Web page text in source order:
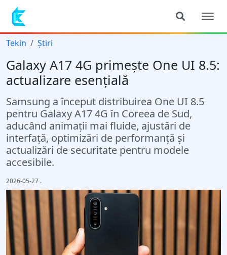
Tekin Știri
Galaxy A17 4G primește One UI 8.5:
actualizare esențială
Samsung a început distribuirea One UI 8.5
pentru Galaxy A17 4G în Coreea de Sud,
aducând animații mai fluide, ajustări de
interfață, optimizări de performanță și
actualizări de securitate pentru modele
accesibile.
2026-05-27 .